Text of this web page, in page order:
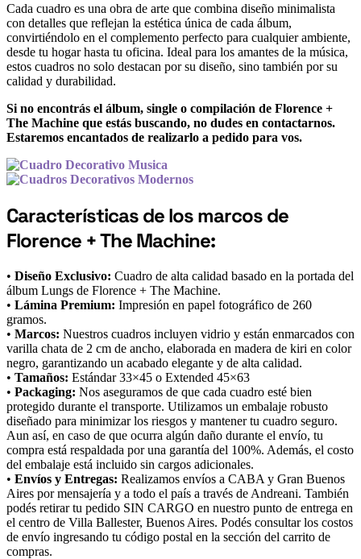
Cada cuadro es una obra de arte que combina diseño minimalista
con detalles que reflejan la estética única de cada álbum,
convirtiéndolo en el complemento perfecto para cualquier ambiente,
desde tu hogar hasta tu oficina. Ideal para los amantes de la música,
estos cuadros no solo destacan por su diseño, sino también por su
calidad y durabilidad.
Si no encontrás el álbum, single o compilación de Florence +
The Machine que estás buscando, no dudes en contactarnos.
Estaremos encantados de realizarlo a pedido para vos.
Características de los marcos de
Florence + The Machine:
• Diseño Exclusivo: Cuadro de alta calidad basado en la portada del
álbum Lungs de Florence + The Machine.
• Lámina Premium: Impresión en papel fotográfico de 260
gramos.
• Marcos: Nuestros cuadros incluyen vidrio y están enmarcados con
varilla chata de 2 cm de ancho, elaborada en madera de kiri en color
negro, garantizando un acabado elegante y de alta calidad.
• Tamaños: Estándar 33×45 o Extended 45×63
• Packaging: Nos aseguramos de que cada cuadro esté bien
protegido durante el transporte. Utilizamos un embalaje robusto
diseñado para minimizar los riesgos y mantener tu cuadro seguro.
Aun así, en caso de que ocurra algún daño durante el envío, tu
compra está respaldada por una garantía del 100%. Además, el costo
del embalaje está incluido sin cargos adicionales.
• Envíos y Entregas: Realizamos envíos a CABA y Gran Buenos
Aires por mensajería y a todo el país a través de Andreani. También
podés retirar tu pedido SIN CARGO en nuestro punto de entrega en
el centro de Villa Ballester, Buenos Aires. Podés consultar los costos
de envío ingresando tu código postal en la sección del carrito de
compras.